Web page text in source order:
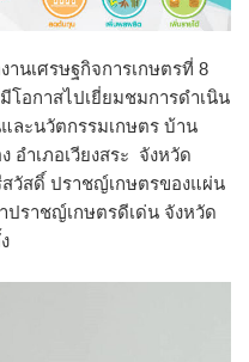
านเศรษฐกิจการเกษตรที่ 8
โอกาสไปเยี่ยมชมการดำเนิน
ละนวัตกรรมเกษตร บ้าน
ำเภอเวียงสระ จังหวัด
วัสดิ์ ปราชญ์เกษตรของแผ่น
ปราชญ์เกษตรดีเด่น จังหวัด